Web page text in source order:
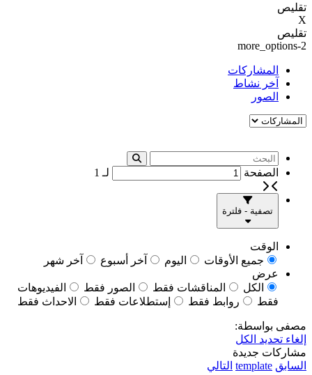
تقليص
X
تقليص
more_options-2
المشاركات
آخر نشاط
الصور
الصفحة لـ 1
تصفية - فلترة
الوقت
جميع الأوقات
اليوم آخر أسبوع
آخر شهر
عرض
الكل
المناقشات فقط الصور فقط
الفيديوهات
فقط
روابط فقط إستطلاعات فقط الاحداث فقط
مصفى بواسطة:
إلغاء تحديد الكل
مشاركات جديدة
السابق template التالي